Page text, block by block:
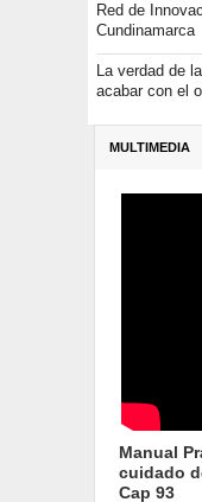
Red de
Cundinamarca
La verdad de
acabar con el
MULTIMEDIA
Manual
cuidado
Cap 93